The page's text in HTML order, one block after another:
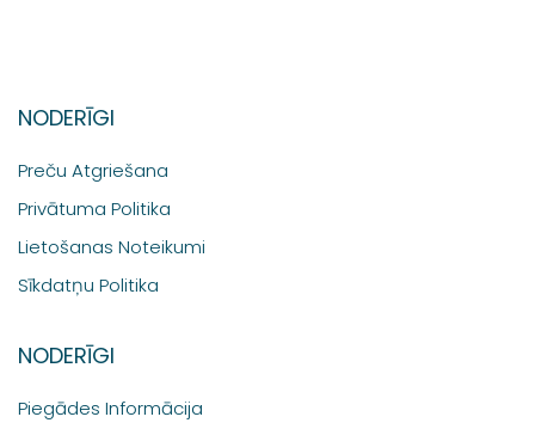
NODERĪGI
Preču Atgriešana
Privātuma Politika
Lietošanas Noteikumi
Sīkdatņu Politika
NODERĪGI
Piegādes Informācija